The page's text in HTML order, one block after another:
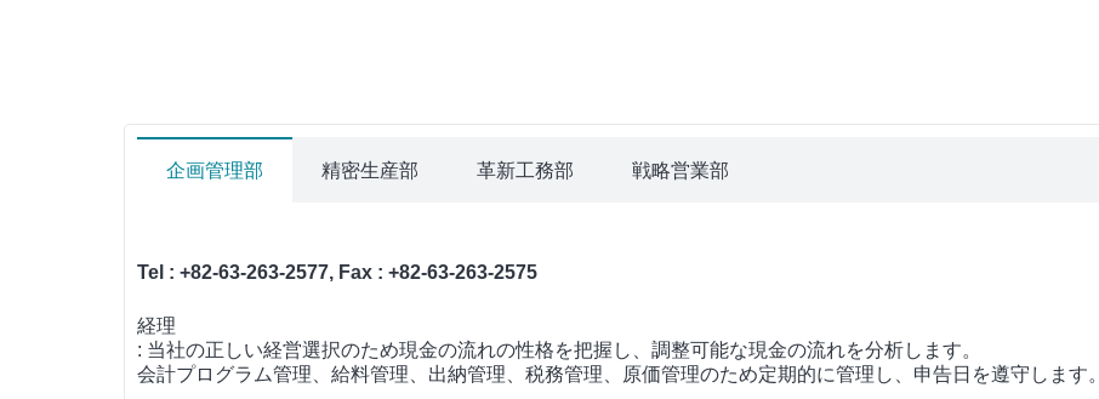
企画管理部 精密生産部 革新工務部 戦略営業部
Tel : +82-63-263-2577, Fax : +82-63-263-2575
経理
: 当社の正しい経営選択のため現金の流れの性格を把握し、調整可能な現金の流れを分析します。
会計プログラム管理、給料管理、出納管理、税務管理、原価管理のため定期的に管理し、申告日を遵守します。